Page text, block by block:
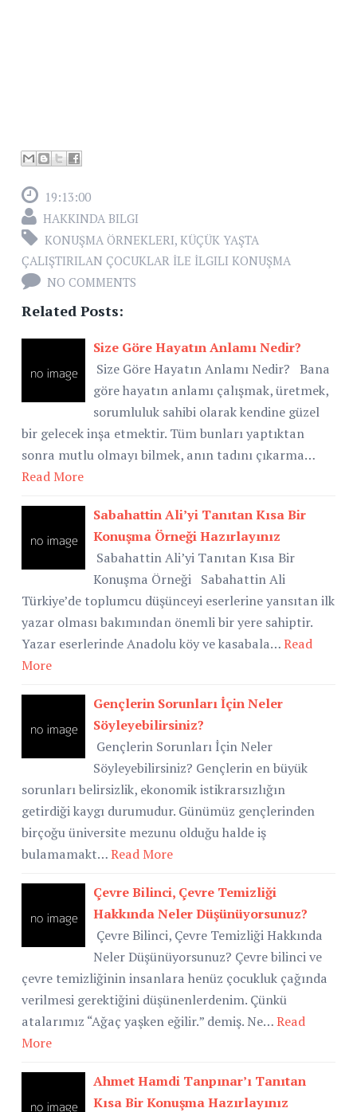
19:13:00
HAKKINDA BILGI
KONUŞMA ÖRNEKLERI, KÜÇÜK YAŞTA
ÇALIŞTIRILAN ÇOCUKLAR İLE İLGILI KONUŞMA
NO COMMENTS
Related Posts:
Size Göre Hayatın Anlamı Nedir?
Size Göre Hayatın Anlamı Nedir? Bana
göre hayatın anlamı çalışmak, üretmek,
sorumluluk sahibi olarak kendine güzel
bir gelecek inşa etmektir. Tüm bunları yaptıktan
sonra mutlu olmayı bilmek, anın tadını çıkarma…
Read More
Sabahattin Ali’yi Tanıtan Kısa Bir
Konuşma Örneği Hazırlayınız
Sabahattin Ali’yi Tanıtan Kısa Bir
Konuşma Örneği Sabahattin Ali
Türkiye’de toplumcu düşünceyi eserlerine yansıtan ilk
yazar olması bakımından önemli bir yere sahiptir.
Yazar eserlerinde Anadolu köy ve kasabala…Read
More
Gençlerin Sorunları İçin Neler
Söyleyebilirsiniz?
Gençlerin Sorunları İçin Neler
Söyleyebilirsiniz? Gençlerin en büyük
sorunları belirsizlik, ekonomik istikrarsızlığın
getirdiği kaygı durumudur. Günümüz gençlerinden
birçoğu üniversite mezunu olduğu halde iş
bulamamakt…Read More
Çevre Bilinci, Çevre Temizliği
Hakkında Neler Düşünüyorsunuz?
Çevre Bilinci, Çevre Temizliği Hakkında
Neler Düşünüyorsunuz? Çevre bilinci ve
çevre temizliğinin insanlara henüz çocukluk çağında
verilmesi gerektiğini düşünenlerdenim. Çünkü
atalarımız “Ağaç yaşken eğilir.” demiş. Ne…Read
More
Ahmet Hamdi Tanpınar’ı Tanıtan
Kısa Bir Konuşma Hazırlayınız